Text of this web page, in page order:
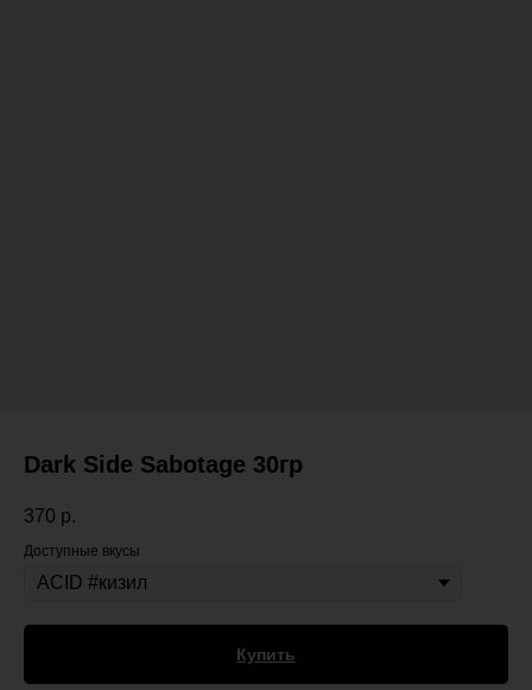
Dark Side Sabotage 30гр
370 р.
Доступные вкусы
Купить